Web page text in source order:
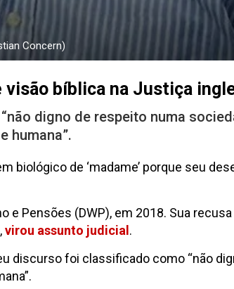
Concern)
visão bíblica na Justiça
digno de respeito numa
humana”.
biológico de ‘madame’ porque seu
Pensões (DWP), em 2018. Sua
virou assunto judicial .
discurso foi classificado como “não